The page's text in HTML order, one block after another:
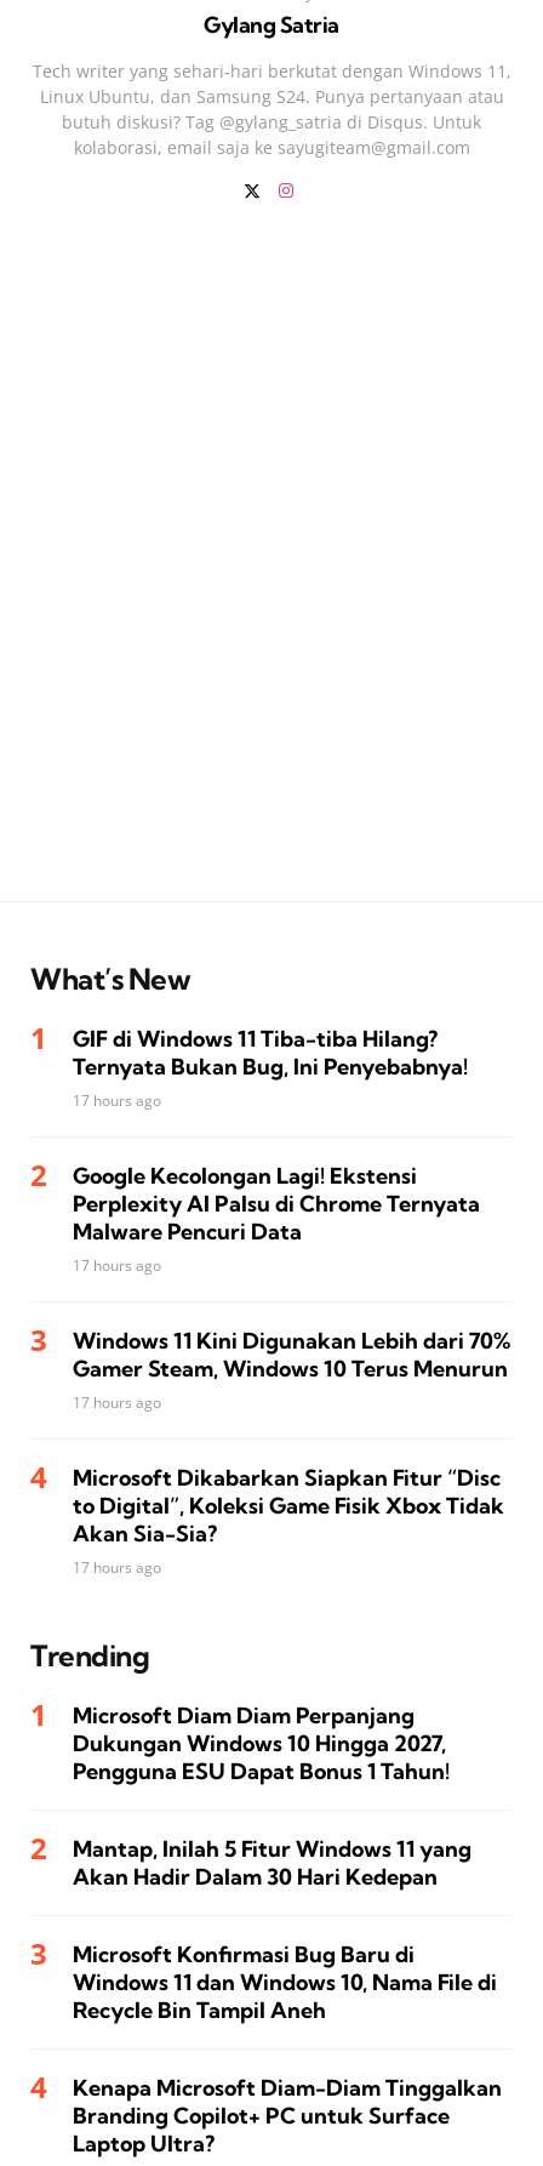
Gylang Satria
Tech writer yang sehari‑hari berkutat dengan Windows 11,
Linux Ubuntu, dan Samsung S24. Punya pertanyaan atau
butuh diskusi? Tag @gylang_satria di Disqus. Untuk
kolaborasi, email saja ke sayugiteam@gmail.com
What’s New
GIF di Windows 11 Tiba-tiba Hilang?
Ternyata Bukan Bug, Ini Penyebabnya!
17 hours ago
Google Kecolongan Lagi! Ekstensi
Perplexity AI Palsu di Chrome Ternyata
Malware Pencuri Data
17 hours ago
Windows 11 Kini Digunakan Lebih dari 70%
Gamer Steam, Windows 10 Terus Menurun
17 hours ago
Microsoft Dikabarkan Siapkan Fitur “Disc
to Digital”, Koleksi Game Fisik Xbox Tidak
Akan Sia-Sia?
17 hours ago
Trending
Microsoft Diam Diam Perpanjang
Dukungan Windows 10 Hingga 2027,
Pengguna ESU Dapat Bonus 1 Tahun!
Mantap, Inilah 5 Fitur Windows 11 yang
Akan Hadir Dalam 30 Hari Kedepan
Microsoft Konfirmasi Bug Baru di
Windows 11 dan Windows 10, Nama File di
Recycle Bin Tampil Aneh
Kenapa Microsoft Diam-Diam Tinggalkan
Branding Copilot+ PC untuk Surface
Laptop Ultra?